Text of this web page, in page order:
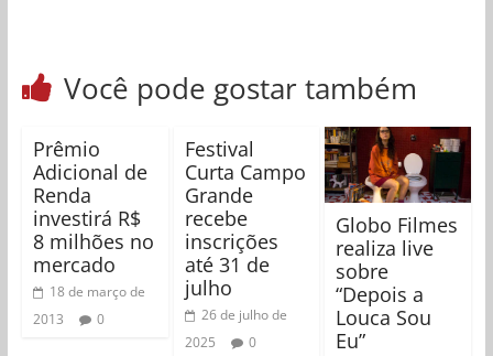
Você pode gostar também
Prêmio
Adicional de
Renda
investirá R$
8 milhões no
mercado
18 de março de
2013
0
Festival
Curta Campo
Grande
recebe
inscrições
até 31 de
julho
26 de julho de
2025
0
Globo Filmes
realiza live
sobre
“Depois a
Louca Sou
Eu”